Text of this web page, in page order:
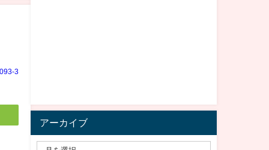
3
アーカイブ